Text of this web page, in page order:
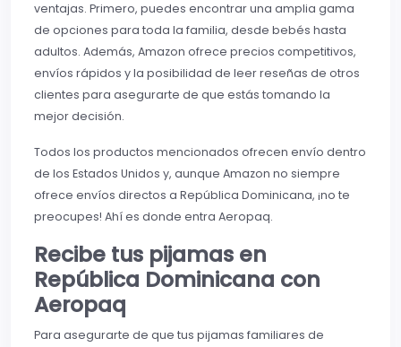
ventajas. Primero, puedes encontrar una amplia gama
de opciones para toda la familia, desde bebés hasta
adultos. Además, Amazon ofrece precios competitivos,
envíos rápidos y la posibilidad de leer reseñas de otros
clientes para asegurarte de que estás tomando la
mejor decisión.
Todos los productos mencionados ofrecen envío dentro
de los Estados Unidos y, aunque Amazon no siempre
ofrece envíos directos a República Dominicana, ¡no te
preocupes! Ahí es donde entra Aeropaq.
Recibe tus pijamas en
República Dominicana con
Aeropaq
Para asegurarte de que tus pijamas familiares de